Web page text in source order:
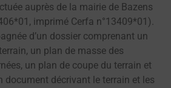
auprès de la mairie de Bazens
imprimé Cerfa n°13409*01).
d’un dossier comprenant un
un plan de masse des
un plan de coupe du terrain et
document décrivant le terrain et les